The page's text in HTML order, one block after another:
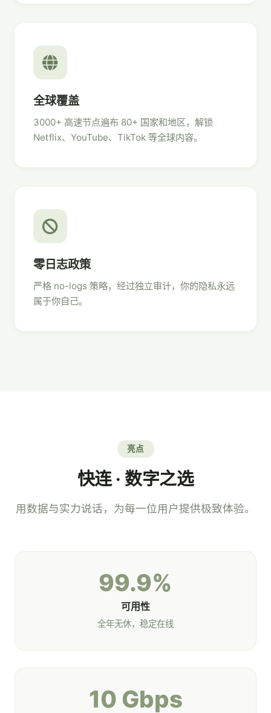
全球覆盖
3000+ 高速节点遍布 80+ 国家和地区，解锁
Netflix、YouTube、TikTok 等全球内容。
零日志政策
严格 no-logs 策略，经过独立审计，你的隐私永远
属于你自己。
亮点
快连 · 数字之选
用数据与实力说话，为每一位用户提供极致体验。
99.9%
可用性
全年无休，稳定在线
10 Gbps